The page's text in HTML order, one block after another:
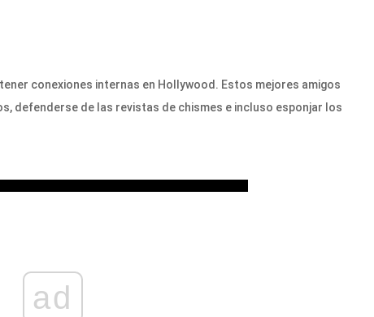
conexiones internas en Hollywood. Estos mejores amigos
defenderse de las revistas de chismes e incluso esponjar los
ad